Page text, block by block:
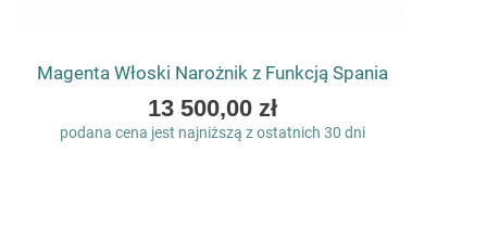
Magenta Włoski Narożnik z Funkcją Spania
As
low
13 500,00 zł
podana cena jest najniższą z ostatnich 30 dni